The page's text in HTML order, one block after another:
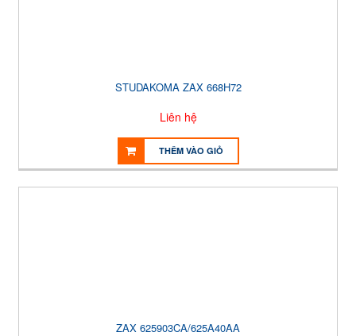
STUDAKOMA ZAX 668H72
Liên hệ
THÊM VÀO GIỎ
ZAX 625903CA/625A40AA